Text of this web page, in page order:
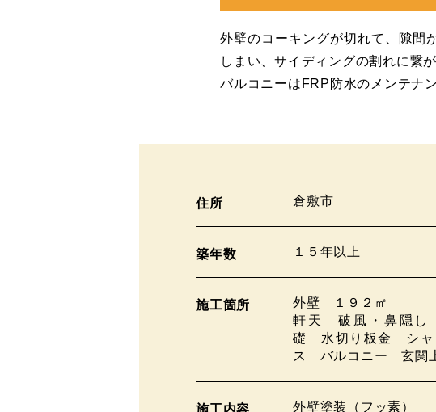
外壁のコーキングが切れて、隙間
しまい、サイディングの割れに繋
バルコニーはFRP防水のメンテナ
住所 倉敷市
築年数 １５年以上
施工箇所
外壁 １９２㎡
軒天 破風・鼻隠
礎 水切り板金 シャ
ス バルコニー 玄関
施工内容 外壁塗装（フッ素）